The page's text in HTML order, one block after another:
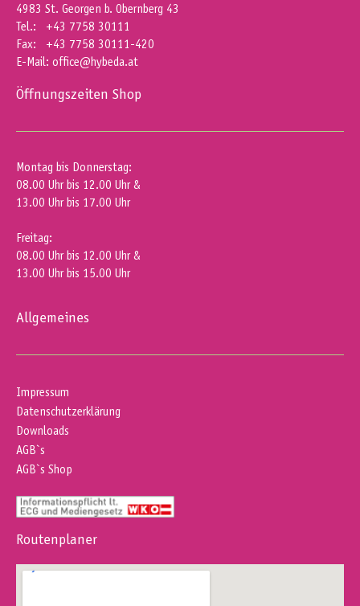
4983 St. Georgen b. Obernberg 43
Tel.: +43 7758 30111
Fax: +43 7758 30111-420
E-Mail: office@hybeda.at
Öffnungszeiten Shop
Montag bis Donnerstag:
08.00 Uhr bis 12.00 Uhr &
13.00 Uhr bis 17.00 Uhr
Freitag:
08.00 Uhr bis 12.00 Uhr &
13.00 Uhr bis 15.00 Uhr
Allgemeines
Impressum
Datenschutzerklärung
Downloads
AGB`s
AGB`s Shop
Routenplaner